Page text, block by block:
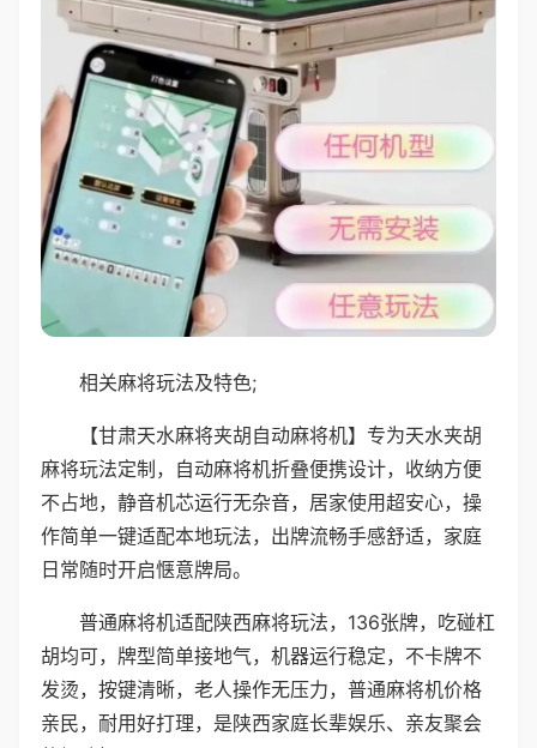
相关麻将玩法及特色;
【甘肃天水麻将夹胡自动麻将机】专为天水夹胡
麻将玩法定制，自动麻将机折叠便携设计，收纳方便
不占地，静音机芯运行无杂音，居家使用超安心，操
作简单一键适配本地玩法，出牌流畅手感舒适，家庭
日常随时开启惬意牌局。
普通麻将机适配陕西麻将玩法，136张牌，吃碰杠
胡均可，牌型简单接地气，机器运行稳定，不卡牌不
发烫，按键清晰，老人操作无压力，普通麻将机价格
亲民，耐用好打理，是陕西家庭长辈娱乐、亲友聚会